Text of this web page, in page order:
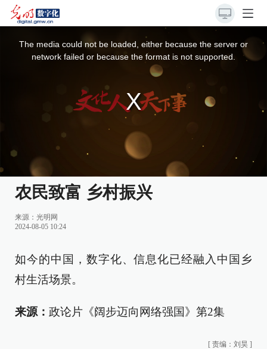
The media could not be loaded, either because the server or
network failed or because the format is not supported.
农民致富 乡村振兴
来源： 光明网
2024-08-05 10:24
如今的中国，数字化、信息化已经融入中国乡
村生活场景。
来源： 政论片《阔步迈向网络强国》第2集
[ 责编：刘昊 ]